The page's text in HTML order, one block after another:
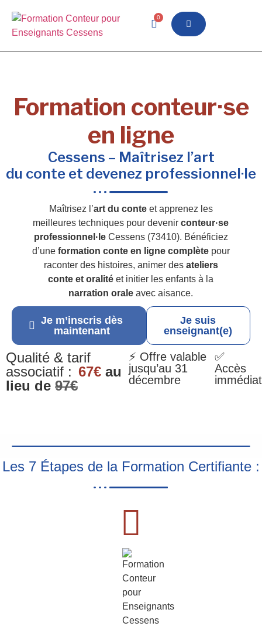
0
Formation conteur·se
en ligne
Cessens – Maîtrisez l’art
du conte et devenez professionnel·le
Maîtrisez l’art du conteet apprenez les
meilleures techniques pour devenirconteur·se
professionnel·leCessens (73410). Bénéficiez
d’une formation conte en ligne complètepour
raconter des histoires, animer des ateliers
conte et oralité et initier les enfants à la
narration orale avec aisance.
Je m’inscris dès
maintenant
Je suis
enseignant(e)
Qualité & tarif
associatif : 67€ au
lieu de 97€
⚡ Offre valable
jusqu’au 31
décembre
✅
Accès
immédiat
Les 7 Étapes de la Formation Certifiante :